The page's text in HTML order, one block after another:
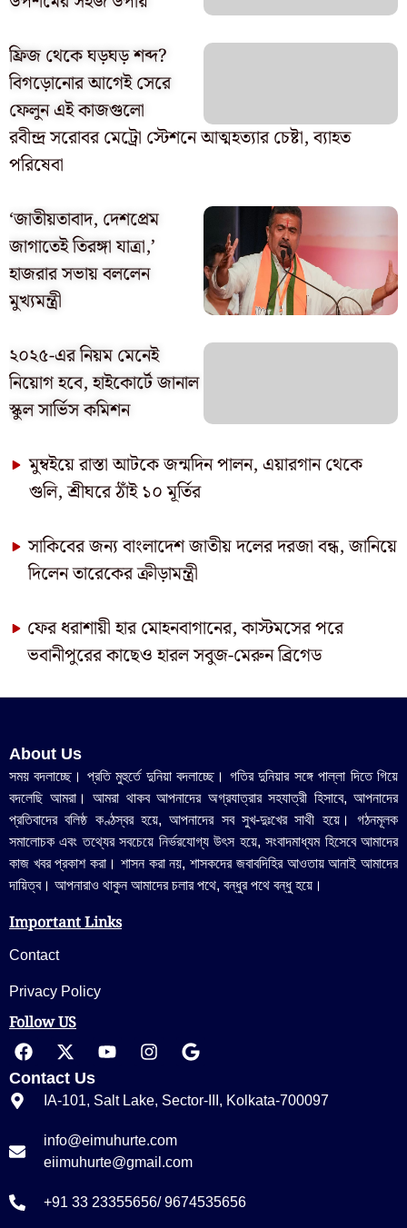
ফ্রিজ থেকে ঘড়ঘড় শব্দ?
বিগড়োনোর আগেই সেরে
ফেলুন এই কাজগুলো
রবীন্দ্র সরোবর মেট্রো স্টেশনে আত্মহত্যার চেষ্টা, ব্যাহত
পরিষেবা
‘জাতীয়তাবাদ, দেশপ্রেম
জাগাতেই তিরঙ্গা যাত্রা,’
হাজরার সভায় বললেন
মুখ্যমন্ত্রী
২০২৫-এর নিয়ম মেনেই
নিয়োগ হবে, হাইকোর্টে জানাল
স্কুল সার্ভিস কমিশন
মুম্বইয়ে রাস্তা আটকে জন্মদিন পালন, এয়ারগান থেকে
গুলি, শ্রীঘরে ঠাঁই ১০ মূর্তির
সাকিবের জন্য বাংলাদেশ জাতীয় দলের দরজা বন্ধ, জানিয়ে
দিলেন তারেকের ক্রীড়ামন্ত্রী
ফের ধরাশায়ী হার মোহনবাগানের, কাস্টমসের পরে
ভবানীপুরের কাছেও হারল সবুজ-মেরুন ব্রিগেড
About Us
সময় বদলাচ্ছে। প্রতি মুহুর্তে দুনিয়া বদলাচ্ছে। গতির দুনিয়ার সঙ্গে পাল্লা দিতে গিয়ে
বদলেছি আমরা। আমরা থাকব আপনাদের অগ্রযাত্রার সহযাত্রী হিসাবে, আপনাদের
প্রতিবাদের বলিষ্ঠ কণ্ঠস্বর হয়ে, আপনাদের সব সুখ-দুঃখের সাথী হয়ে। গঠনমূলক
সমালোচক এবং তথ্যের সবচেয়ে নির্ভরযোগ্য উ‍ৎস হয়ে, সংবাদমাধ্যম হিসেবে আমাদের
কাজ খবর প্রকাশ করা। শাসন করা নয়, শাসকদের জবাবদিহির আওতায় আনাই আমাদের
দায়িত্ব। আপনারাও থাকুন আমাদের চলার পথে, বন্ধুর পথে বন্ধু হয়ে।
Important Links
Contact
Privacy Policy
Follow US
Contact Us
IA-101, Salt Lake, Sector-III, Kolkata-700097
info@eimuhurte.com
eiimuhurte@gmail.com
+91 33 23355656/ 9674535656